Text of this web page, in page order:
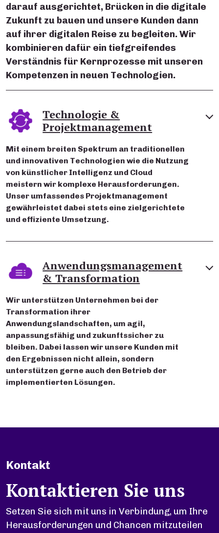
darauf ausgerichtet, Brücken in die digitale
Zukunft zu bauen und unsere Kunden dann
auf ihrer digitalen Reise zu begleiten. Wir
kombinieren dafür ein tiefgreifendes
Verständnis für Kernprozesse mit unseren
Kompetenzen in neuen Technologien.
Technologie &
Projektmanagement
Mit einem breiten Spektrum an traditionellen
und innovativen Technologien wie die Nutzung
von künstlicher Intelligenz und Cloud
meistern wir komplexe Herausforderungen.
Unser umfassendes Projektmanagement
gewährleistet dabei stets eine zielgerichtete
und effiziente Umsetzung.
Anwendungsmanagement
& Transformation
Wir unterstützen Unternehmen bei der
Transformation ihrer
Anwendungslandschaften, um agil,
anpassungsfähig und zukunftssicher zu
bleiben. Dabei lassen wir unsere Kunden mit
den Ergebnissen nicht allein, sondern
unterstützen gerne auch den Betrieb der
implementierten Lösungen.
Kontakt
Kontaktieren Sie uns
Setzen Sie sich mit uns in Verbindung, um Ihre
Herausforderungen und Chancen mitzuteilen